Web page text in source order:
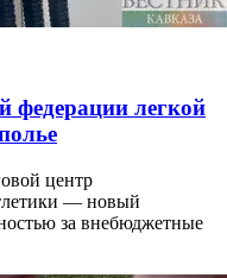
федерации легкой
центр
— новый
за внебюджетные